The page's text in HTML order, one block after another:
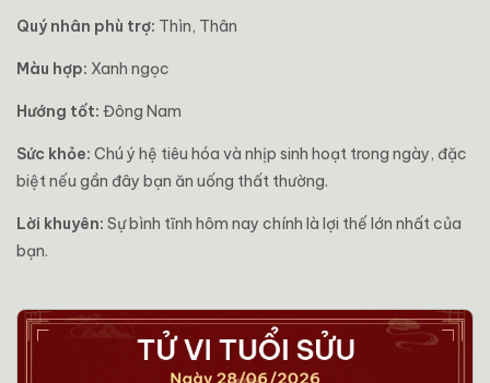
Quý nhân phù trợ: Thìn, Thân
Màu hợp: Xanh ngọc
Hướng tốt: Đông Nam
Sức khỏe: Chú ý hệ tiêu hóa và nhịp sinh hoạt trong ngày, đặc
biệt nếu gần đây bạn ăn uống thất thường.
Lời khuyên: Sự bình tĩnh hôm nay chính là lợi thế lớn nhất của
bạn.